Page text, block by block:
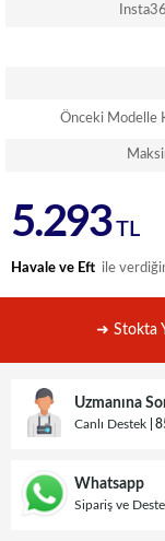
Önceki Modelle
5.293TL
Havale ve Eft ile
➜ Stokta
Uzmanına
Canlı Destek
Whatsapp
Sipariş ve